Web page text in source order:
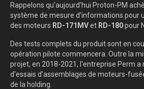
Rappelons qu'aujourd'hui Proton-PM
système de mesure d'informations pour
des moteurs RD-171MVet RD-180pour
Des tests complets du produit sont en
opération pilote commencera. Outre la
projet, en 2018-2021, l'entreprise Perm a
d'essais d'assemblages de moteurs-
de la holding.